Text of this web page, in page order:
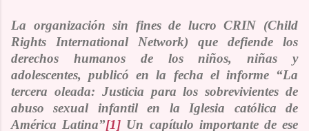
La organización sin fines de lucro CRIN (Child
Rights International Network) que defiende los
derechos humanos de los niños, niñas y
adolescentes,publicó en la fecha el informe “La
tercera oleada: Justicia para los sobrevivientes de
abuso sexual infantil en la Iglesia católica de
América Latina”[1] Un capítulo importante de ese